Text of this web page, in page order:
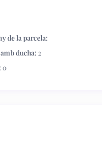
de la parcela:
ducha: 2
0